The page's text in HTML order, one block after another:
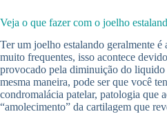
Veja o que fazer com o joelho
Ter um joelho estalando geralmente
muito frequentes, isso acontece
provocado pela diminuição do
mesma maneira, pode ser que você
condromalácia patelar, patologia que
“amolecimento” da cartilagem que